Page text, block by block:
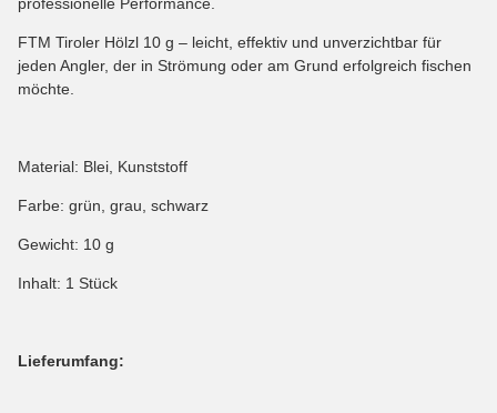
FTM Tiroler Hölzl 10 g – leicht, effektiv und unverzichtbar für
jeden Angler, der in Strömung oder am Grund erfolgreich fischen
möchte.
Material: Blei, Kunststoff
Farbe: grün, grau, schwarz
Gewicht: 10 g
Inhalt: 1 Stück
Lieferumfang: